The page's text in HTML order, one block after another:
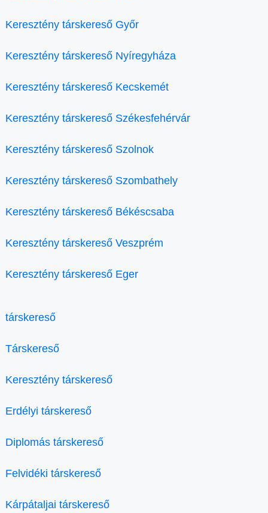
Keresztény társkereső Győr
Keresztény társkereső Nyíregyháza
Keresztény társkereső Kecskemét
Keresztény társkereső Székesfehérvár
Keresztény társkereső Szolnok
Keresztény társkereső Szombathely
Keresztény társkereső Békéscsaba
Keresztény társkereső Veszprém
Keresztény társkereső Eger
társkereső
Társkereső
Keresztény társkereső
Erdélyi társkereső
Diplomás társkereső
Felvidéki társkereső
Kárpátaljai társkereső